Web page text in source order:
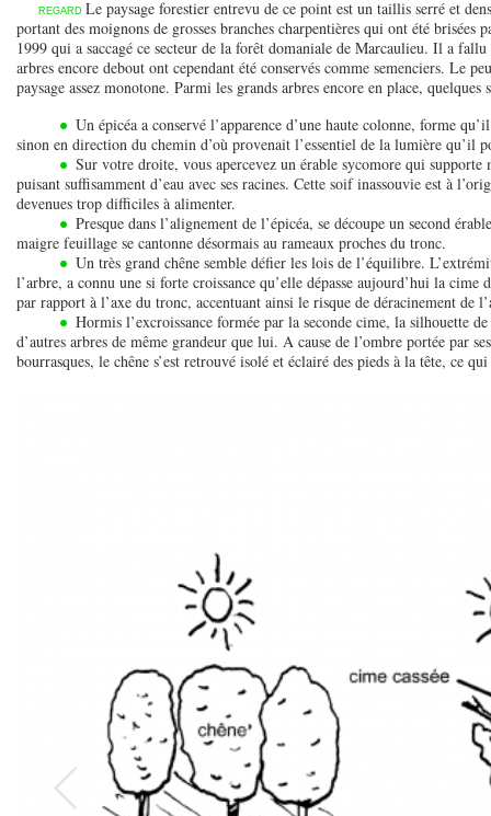
REGARD Le paysage forestier entrevu de ce point est un taillis serré et
portant des moignons de grosses branches charpentières qui ont été
1999 qui a saccagé ce secteur de la forêt domaniale de Marcaulieu. Il a
arbres encore debout ont cependant été conservés comme semenciers. Le
paysage assez monotone. Parmi les grands arbres encore en place,
Un épicéa a conservé l’apparence d’une haute colonne, forme
sinon en direction du chemin d’où provenait l’essentiel de la lumière qu’il
Sur votre droite, vous apercevez un érable sycomore qui
puisant suffisamment d’eau avec ses racines. Cette soif inassouvie est à
devenues trop difficiles à alimenter.
Presque dans l’alignement de l’épicéa, se découpe un second
maigre feuillage se cantonne désormais au rameaux proches du tronc.
Un très grand chêne semble défier les lois de l’équilibre.
l’arbre, a connu une si forte croissance qu’elle dépasse aujourd’hui la
par rapport à l’axe du tronc, accentuant ainsi le risque de déracinement de
Hormis l’excroissance formée par la seconde cime, la silhouette
d’autres arbres de même grandeur que lui. A cause de l’ombre portée par
bourrasques, le chêne s’est retrouvé isolé et éclairé des pieds à la tête, ce
Précédent